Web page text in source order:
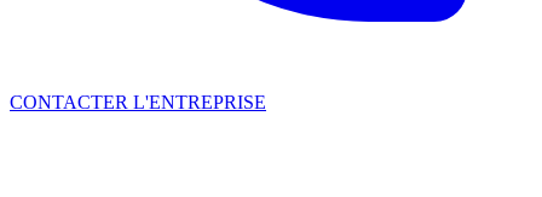
CONTACTER L'ENTREPRISE